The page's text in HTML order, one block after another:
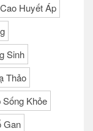
Cao Huyết Áp
Sinh
Thảo
Sống Khỏe
Gan